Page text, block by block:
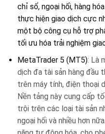
chỉ số, ngoại hối, hàng
thực hiện giao dịch cực
một bộ công cụ hỗ trợ
tối ưu hóa trải nghiệm
MetaTrader 5 (MT5): Là
dịch đa tài sản hàng đầu
trên máy tính, điện thoại
Nền tảng này cung cấp
trội trên các loại tài sản
ngoại hối và nhiều hơn